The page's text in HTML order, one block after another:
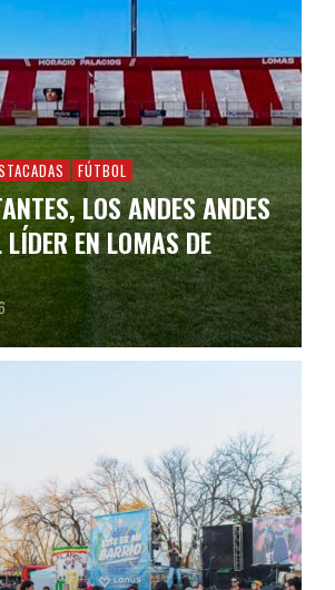
FÚTBOL
LOS ANDES ANDES
EN LOMAS DE